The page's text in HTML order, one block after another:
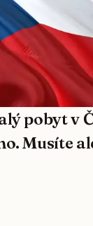
pobyt v
Musíte